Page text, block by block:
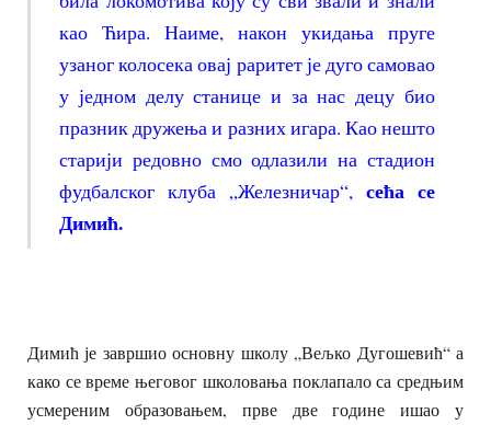
као Ћира. Наиме, након укидања пруге
узаног колосека овај раритет је дуго самовао
у једном делу станице и за нас децу био
празник дружења и разних игара. Као нешто
старији редовно смо одлазили на стадион
фудбалског клуба „Железничар“, сећа се
Димић.
Димић је завршио основну школу „Вељко Дугошевић“ а
како се време његовог школовања поклапало са средњим
усмереним образовањем, прве две године ишао у